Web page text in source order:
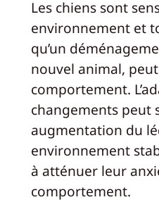
Les chiens sont
environnement et
qu’un
nouvel animal,
comportement.
changements peut
augmentation du
environnement
à atténuer leur
comportement.